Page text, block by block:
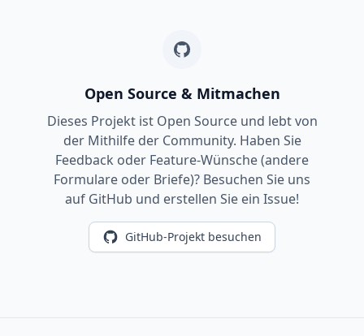
Open Source & Mitmachen
Dieses Projekt ist Open Source und lebt von
der Mithilfe der Community. Haben Sie
Feedback oder Feature-Wünsche (andere
Formulare oder Briefe)? Besuchen Sie uns
auf GitHub und erstellen Sie ein Issue!
GitHub-Projekt besuchen